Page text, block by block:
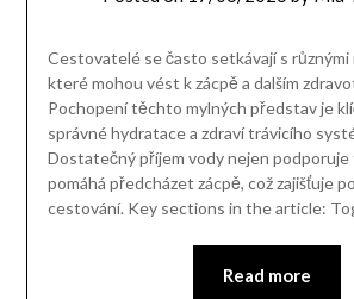
Cestovatelé se často setkávají s různými
které mohou vést k zácpě a dalším
Pochopení těchto mylných představ je
správné hydratace a zdraví trávicího
Dostatečný příjem vody nejen podporuje
pomáhá předcházet zácpě, což zajišťuje
cestování. Key sections in the article:
Read more